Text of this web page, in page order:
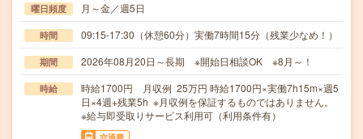
曜日頻度 月～金／週5日
時間 09:15-17:30（休憩60分）実働7時間15分（残業少なめ！）
期間 2026年08月20日～長期 ※開始日相談OK ※8月～！
時給
時給1700円 月収例 25万円 時給1700円×実働7h15m×週5
日×4週+残業5h ※月収例を保証するものではありません。
※給与即受取りサービス利用可（利用条件有）